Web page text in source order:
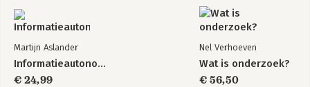
Martijn Aslander
Informatieautonomie
€ 24,99
Nel Verhoeven
Wat is onderzoek?
€ 56,50